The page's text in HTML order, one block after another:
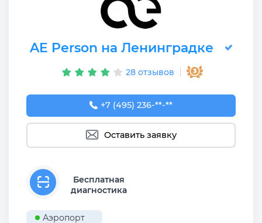
AE Person на Ленинградке
28 отзывов
+7 (495) 236-90-08
+7 (495) 236-**-**
Оставить заявку
Бесплатная
диагностика
Аэропорт